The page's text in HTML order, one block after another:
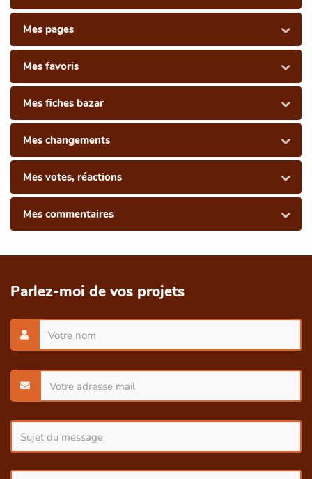
Mes pages
Mes favoris
Mes fiches bazar
Mes changements
Mes votes, réactions
Mes commentaires
Parlez-moi de vos projets